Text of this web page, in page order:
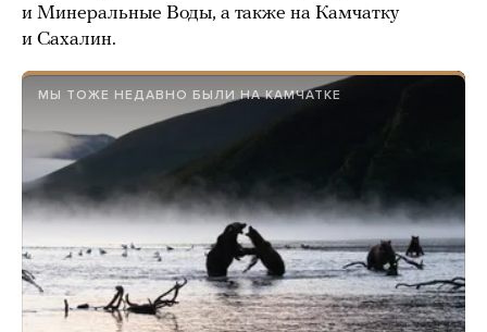
и Минеральные Воды, а также на Камчатку
и Сахалин.
МЫ ТОЖЕ НЕДАВНО БЫЛИ НА КАМЧАТКЕ